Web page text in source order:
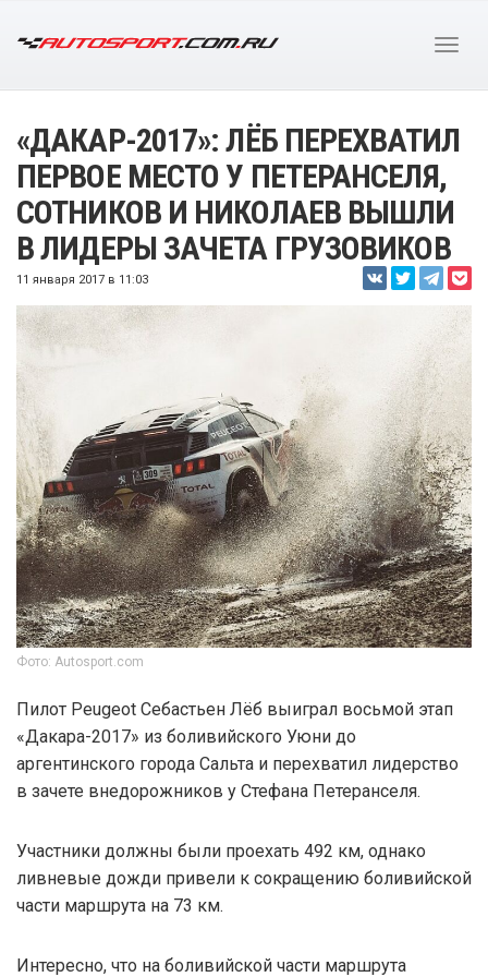
«ДАКАР-2017»: ЛЁБ ПЕРЕХВАТИЛ
ПЕРВОЕ МЕСТО У ПЕТЕРАНСЕЛЯ,
СОТНИКОВ И НИКОЛАЕВ ВЫШЛИ
В ЛИДЕРЫ ЗАЧЕТА ГРУЗОВИКОВ
11 января 2017 в 11:03
Фото: Autosport.com
Пилот Peugeot Себастьен Лёб выиграл восьмой этап
«Дакара-2017» из боливийского Уюни до
аргентинского города Сальта и перехватил лидерство
в зачете внедорожников у Стефана Петеранселя.
Участники должны были проехать 492 км, однако
ливневые дожди привели к сокращению боливийской
части маршрута на 73 км.
Интересно, что на боливийской части маршрута